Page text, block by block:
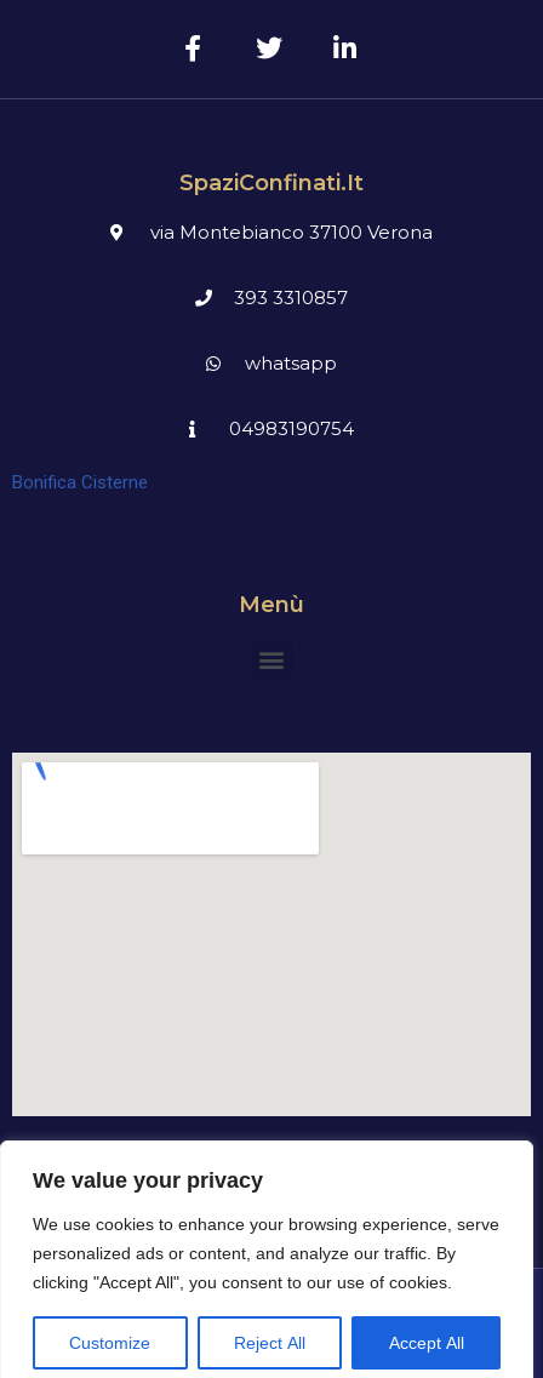
We value your privacy
We use cookies to enhance your browsing experience, serve
personalized ads or content, and analyze our traffic. By
clicking "Accept All", you consent to our use of cookies.
Customize Reject All Accept All
SpaziConfinati.it
via Montebianco 37100 Verona
393 3310857
whatsapp
04983190754
Bonifica Cisterne
Menù
© All rights reserved dal 2015
in collaborazione con by io-spurgo.it